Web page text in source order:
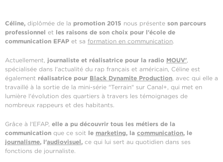
Céline, diplômée de la promotion 2015 nous présente son parcours
professionnel et les raisons de son choix pour l'école de
communication EFAP et sa formation en communication.
Actuellement, journaliste et réalisatrice pour la radio MOUV',
spécialisée dans l'actualité du rap français et américain, Céline est
également réalisatrice pour Black Dynamite Production, avec qui elle a
travaillé à la sortie de la mini-série "Terrain" sur Canal+, qui met en
lumière l'évolution des quartiers à travers les témoignages de
nombreux rappeurs et des habitants.
Grâce à l'EFAP, elle a pu découvrir tous les métiers de la
communication que ce soit le marketing, la communication, le
journalisme, l'audiovisuel, ce qui lui sert au quotidien dans ses
fonctions de journaliste.